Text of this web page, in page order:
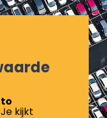
kijkt